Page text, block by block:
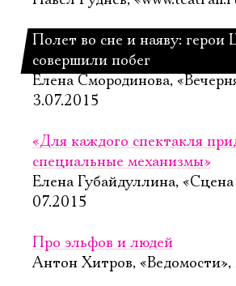
Полет во сне и наяву: герои
совершили побег
Елена Смородинова,
3.07.2015
«Для каждого спектакля
специальные механизмы»
Елена Губайдуллина,
07.2015
Про эльфов и людей
Антон Хитров,